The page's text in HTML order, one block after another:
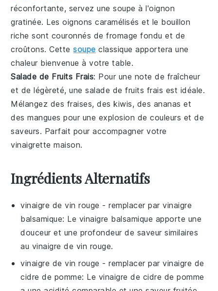
réconfortante, servez unesoupe à l'oignon
gratinée. Lesoignons caramélisés et le bouillon
riche sont couronnés defromage fondu et de
croûtons. Cettesoupe classique apportera une
chaleur bienvenue à votre table.
Salade de Fruits Frais: Pour une note de fraîcheur
et de légèreté, unesalade de fruits frais est idéale.
Mélangez des fraises, deskiwis, des ananas et
desmangues pour une explosion de couleurs et de
saveurs. Parfait pour accompagner votre
vinaigrette maison.
Ingrédients Alternatifs
vinaigre de vin rouge - remplacer parvinaigre
balsamique: Le vinaigre balsamique apporte une
douceur et une profondeur de saveur similaires
au vinaigre de vin rouge.
vinaigre de vin rouge - remplacer parvinaigre de
cidre de pomme: Le vinaigre de cidre de pomme